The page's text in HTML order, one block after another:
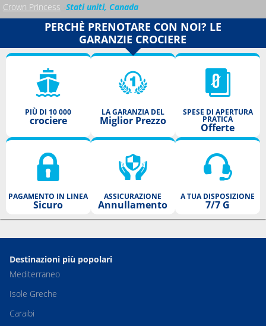
Crown Princess Stati uniti, Canada
PERCHÈ PRENOTARE CON NOI? LE
GARANZIE CROCIERE
PIÙ DI 10 000
crociere
LA GARANZIA DEL
Miglior Prezzo
SPESE DI APERTURA
PRATICA
Offerte
PAGAMENTO IN LINEA
Sicuro
ASSICURAZIONE
Annullamento
A TUA DISPOSIZIONE
7/7 G
Destinazioni più popolari
Mediterraneo
Isole Greche
Caraibi